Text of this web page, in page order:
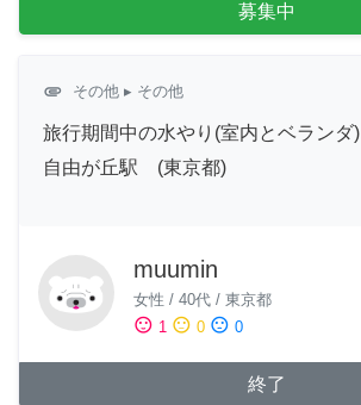
募集中
attachment その他 ▸ その他
旅行期間中の水やり(室内とベランダ)
自由が丘駅 (東京都)
muumin
女性 / 40代 / 東京都
sentiment_satisfied 1 sentiment_neutral 0 sentiment_dissatisfied 0
終了